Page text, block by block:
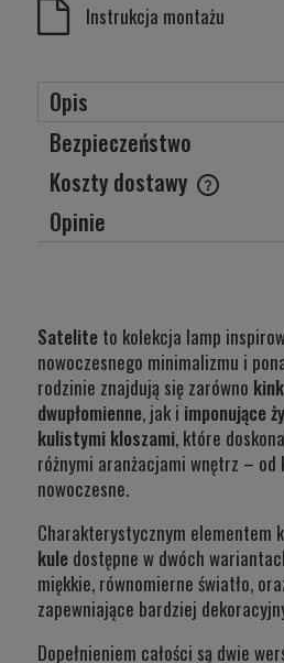
Instrukcja montażu
Opis
Bezpieczeństwo
Koszty dostawy
Cena nie zawiera ewentualnych kosztów
Opinie
Satelite to kolekcja lamp
nowoczesnego minimalizmu i
rodzinie znajdują się zarówno
dwupłomienne, jak i imponujące
kulistymi kloszami, które
różnymi aranżacjami wnętrz – od
nowoczesne.
Charakterystycznym elementem
kule dostępne w dwóch
miękkie, równomierne światło,
zapewniające bardziej
Dopełnieniem całości są dwie